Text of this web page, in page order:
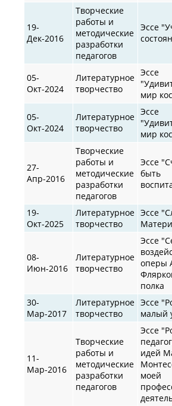
19-
Дек-2016
Творческие
работы и
методические
разработки
педагогов
Эссе
05-
Окт-2024
Литературное
творчество
Эссе
мир
05-
Окт-2024
Литературное
творчество
Эссе
мир
27-
Апр-2016
Творческие
работы и
методические
разработки
педагогов
Эссе
быть
19-
Окт-2025
Литературное
творчество
Эссе
Матери
08-
Июн-2016
Литературное
творчество
Эссе
оперы
полка
30-
Мар-2017
Литературное
творчество
Эссе
малый
11-
Мар-2016
Творческие
работы и
методические
разработки
педагогов
Эссе
идей
моей